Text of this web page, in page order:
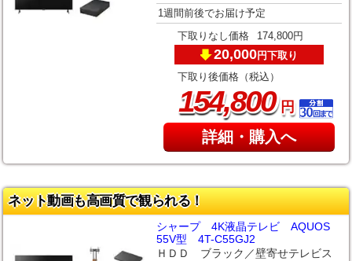
1週間前後でお届け予定
下取りなし価格 174,800円
20,000円下取り
下取り後価格（税込）
154,800円
詳細・購入へ
ネット動画も高画質で観られる！
シャープ 4K液晶テレビ AQUOS
55V型 4T-C55GJ2
ＨＤＤ ブラック／壁寄せテレビス